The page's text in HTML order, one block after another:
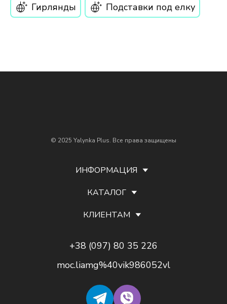
Гирлянды Подставки под елку
© 2025 Yalynka Plus. Все права защищены
ИНФОРМАЦИЯ
КАТАЛОГ
КЛИЕНТАМ
+38 (097) 80 35 226
moc.liamg%40vik986052vl